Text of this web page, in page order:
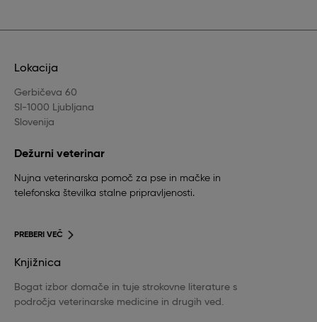
Lokacija
Gerbičeva 60
SI-1000 Ljubljana
Slovenija
Dežurni veterinar
Nujna veterinarska pomoč za pse in mačke in
telefonska številka stalne pripravljenosti.
PREBERI VEČ
Knjižnica
Bogat izbor domače in tuje strokovne literature s
področja veterinarske medicine in drugih ved.